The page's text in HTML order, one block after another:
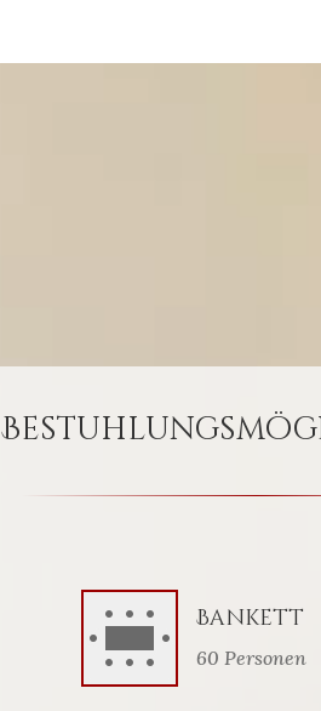
Bankett
60 Personen